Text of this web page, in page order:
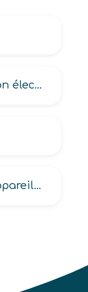
Technicien en conception électronique, électrique, en implantation et routage électronique
Régleur-dépanneur d’appareils à gaz